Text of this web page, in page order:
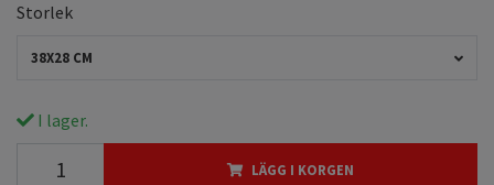
Storlek
38X28 CM
I lager.
LÄGG I KORGEN